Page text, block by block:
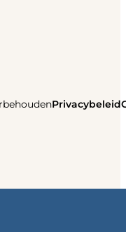
Privacybeleid